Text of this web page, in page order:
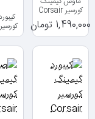
کورسیر Corsair
M65 Pro
1,490,000 تومان